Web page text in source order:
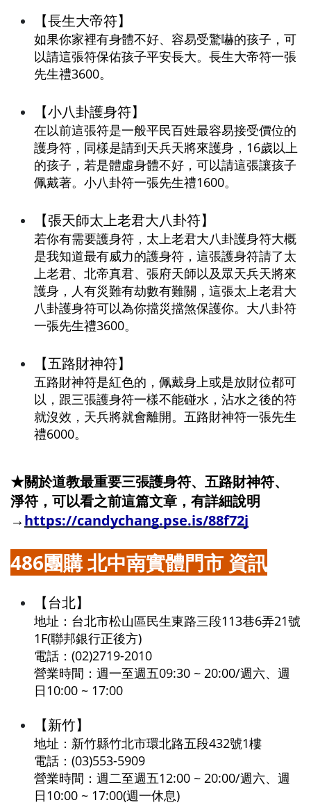
【長生大帝符】
如果你家裡有身體不好、容易受驚嚇的孩子，可
以請這張符保佑孩子平安長大。長生大帝符一張
先生禮3600。
【小八卦護身符】
在以前這張符是一般平民百姓最容易接受價位的
護身符，同樣是請到天兵天將來護身，16歲以上
的孩子，若是體虛身體不好，可以請這張讓孩子
佩戴著。小八卦符一張先生禮1600。
【張天師太上老君大八卦符】
若你有需要護身符，太上老君大八卦護身符大概
是我知道最有威力的護身符，這張護身符請了太
上老君、北帝真君、張府天師以及眾天兵天將來
護身，人有災難有劫數有難關，這張太上老君大
八卦護身符可以為你擋災擋煞保護你。大八卦符
一張先生禮3600。
【五路財神符】
五路財神符是紅色的，佩戴身上或是放財位都可
以，跟三張護身符一樣不能碰水，沾水之後的符
就沒效，天兵將就會離開。五路財神符一張先生
禮6000。
★關於道教最重要三張護身符、五路財神符、
淨符，可以看之前這篇文章，有詳細說明
→https://candychang.pse.is/88f72j
486團購 北中南實體門市 資訊
【台北】
地址：台北市松山區民生東路三段113巷6弄21號
1F(聯邦銀行正後方)
電話：(02)2719-2010
營業時間：週一至週五09:30 ~ 20:00/週六、週
日10:00 ~ 17:00
【新竹】
地址：新竹縣竹北市環北路五段432號1樓
電話：(03)553-5909
營業時間：週二至週五12:00 ~ 20:00/週六、週
日10:00 ~ 17:00(週一休息)